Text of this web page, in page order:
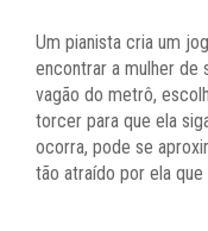
Um pianista cria um
encontrar a mulher de
vagão do metrô,
torcer para que ela
ocorra, pode se
tão atraído por ela